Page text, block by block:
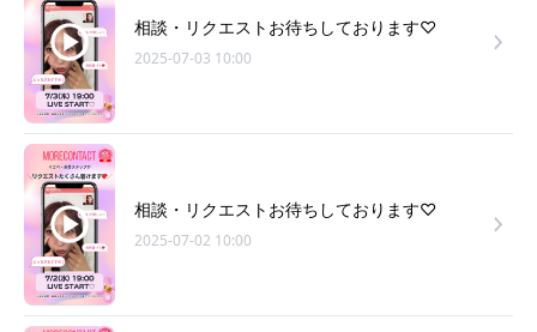
相談・リクエストお待ちしております♡
2025-07-03 10:00
相談・リクエストお待ちしております♡
2025-07-02 10:00